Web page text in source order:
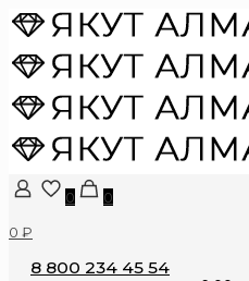
0
0
0 ₽
8 800 234 45 54